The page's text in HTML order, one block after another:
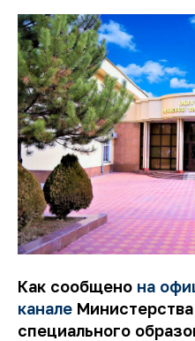
Как сообщено на
канале
специального